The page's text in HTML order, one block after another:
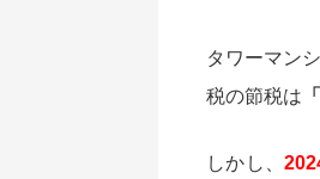
タワーマン
税の節税は
しかし、